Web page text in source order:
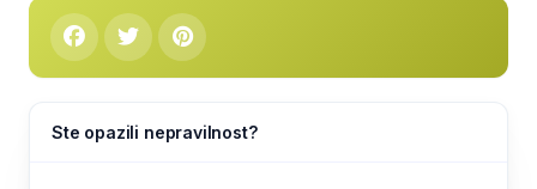
Ste opazili nepravilnost?